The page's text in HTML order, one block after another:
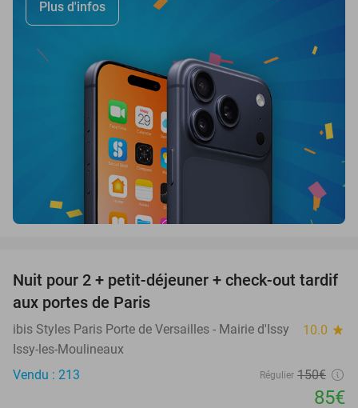
Plus d'infos
43%
Nuit pour 2 + petit-déjeuner + check-out tardif
aux portes de Paris
ibis Styles Paris Porte de Versailles - Mairie d'Issy 10.0 star
Issy-les-Moulineaux
Vendu : 213
Régulier 150€
85€